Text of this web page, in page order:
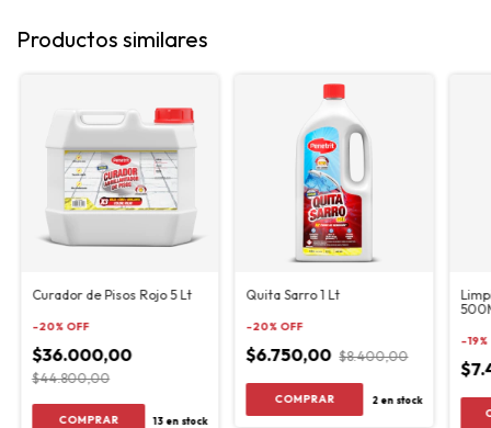
Productos similares
Curador de Pisos Rojo 5 Lt
-20% OFF
$36.000,00
$44.800,00
13en stock
Quita Sarro 1 Lt
-20% OFF
$6.750,00 $8.400,00
2en stock
-19%